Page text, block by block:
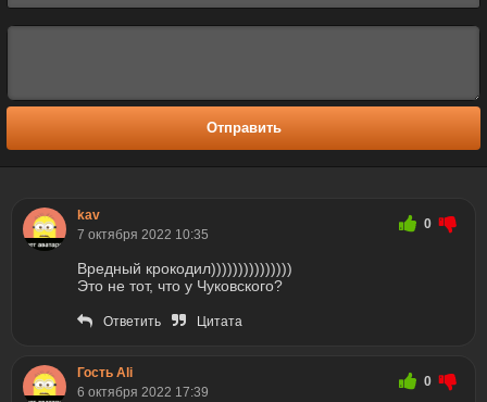
Отправить
kav
7 октября 2022 10:35
0
Вредный крокодил)))))))))))))))
Это не тот, что у Чуковского?
Ответить Цитата
Гость Ali
6 октября 2022 17:39
0